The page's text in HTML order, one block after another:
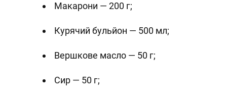
Макарони — 200 г;
Курячий бульйон — 500 мл;
Вершкове масло — 50 г;
Сир — 50 г;